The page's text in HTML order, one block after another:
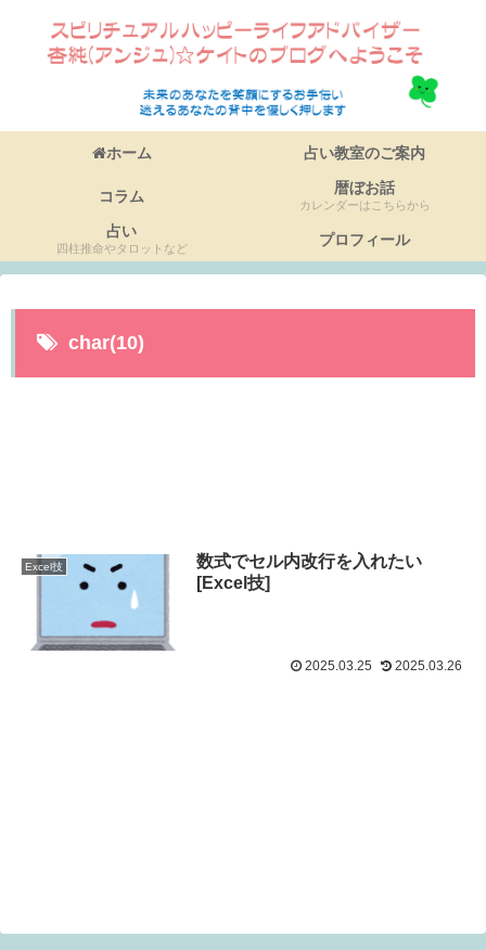
ホーム 占い教室のご案内
コラム 暦ぼお話
カレンダーはこちらから
占い
四柱推命やタロットなど プロフィール
char(10)
Excel技
数式でセル内改行を入れたい
[Excel技]
2025.03.25 2025.03.26